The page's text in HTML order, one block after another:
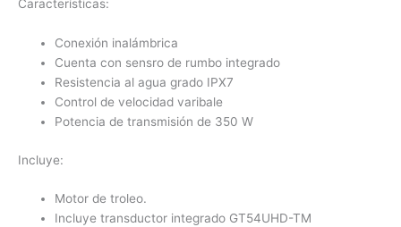
Características:
Conexión inalámbrica
Cuenta con sensro de rumbo integrado
Resistencia al agua grado IPX7
Control de velocidad varibale
Potencia de transmisión de 350 W
Incluye:
Motor de troleo.
Incluye transductor integrado GT54UHD-TM